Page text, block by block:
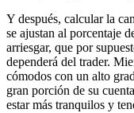
Y después, calcular la
se ajustan al porcentaje
arriesgar, que por
dependerá del trader.
cómodos con un alto
gran porción de su
estar más tranquilos y